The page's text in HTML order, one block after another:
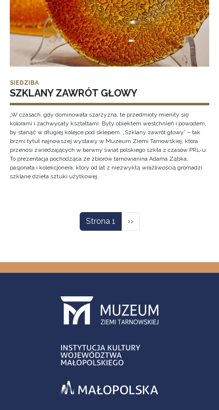
SIEDZIBA
SZKLANY ZAWRÓT GŁOWY
„W czasach, gdy dominowała szarzyzna, te przedmioty mieniły się
kolorami i zachwycały kształtami. Były obiektem westchnień i powodem,
by stanąć w długiej kolejce pod sklepem. „Szklany zawrót głowy” – tak
brzmi tytuł najnowszej wystawy w Muzeum Ziemi Tarnowskiej, która
przenosi zwiedzających w barwny świat polskiego szkła z czasów PRL-u.
To prezentacja pochodząca ze zbiorów tarnowianina Adama Ząbka,
pasjonata i kolekcjonera, który od lat z niezwykłą wrażliwością gromadzi
szklane dzieła sztuki użytkowej.
Strona 1 Następna strona
››